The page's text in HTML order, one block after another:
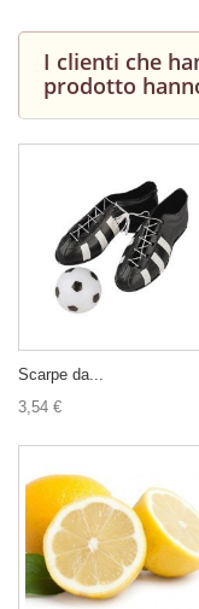
I clienti che
prodotto
Scarpe da...
3,54 €